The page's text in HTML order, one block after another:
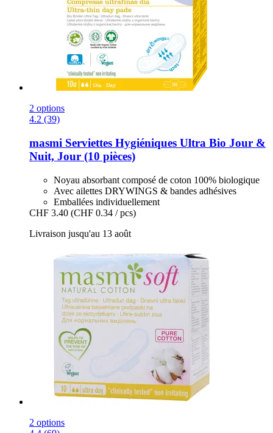
2 options
4.2 (39)
masmi Serviettes Hygiéniques Ultra Bio Jour &
Nuit, Jour (10 pièces)
Noyau absorbant composé de coton 100% biologique
Avec ailettes DRYWINGS & bandes adhésives
Emballées individuellement
CHF 3.40 (CHF 0.34 / pcs)
Livraison jusqu'au 13 août
2 options